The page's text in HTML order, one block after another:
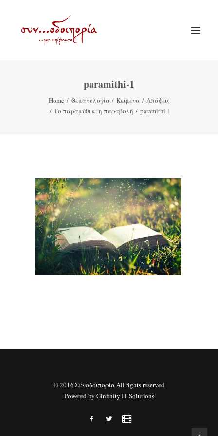
ΘΕΜΑΤΟΛΟΓΙΑ
ΠΑΛΑΙΑ ΣΥΝΟΔΟΙΠΟΡΙΑ
ΕΠΙΚΟΙΝΩΝΙΑ
SEARCH
paramithi-1
Home Θεματολογία Κείμενα
Απόψεις
Το παραμύθι κι η παραβολή
paramithi-1
© 2016 Συνοδοιπορία All rights reserved
Powered by Ginfinity IT Solutions